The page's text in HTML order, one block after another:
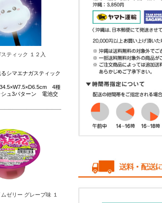
ティック １２入
シマエナガスティック
4種
ュ3パターン 電池交
ゼリー グレープ味 １